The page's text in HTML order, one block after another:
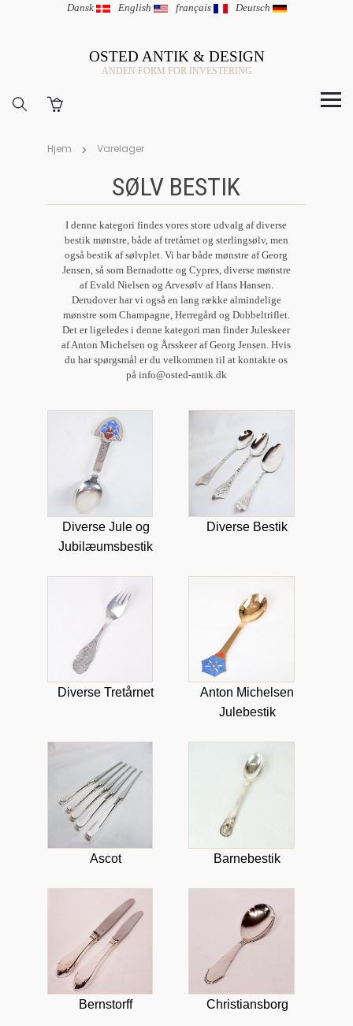
Dansk | English | français | Deutsch
OSTED ANTIK & DESIGN
ANDEN FORM FOR INVESTERING
Hjem Varelager
SØLV BESTIK
I denne kategori findes vores store udvalg af diverse
bestik mønstre, både af tretårnet og sterlingsølv, men
også bestik af sølvplet. Vi har både mønstre af Georg
Jensen, så som Bernadotte og Cypres, diverse mønstre
af Evald Nielsen og Arvesølv af Hans Hansen.
Derudover har vi også en lang række almindelige
mønstre som Champagne, Herregård og Dobbeltriflet.
Det er ligeledes i denne kategori man finder Juleskeer
af Anton Michelsen og Årsskeer af Georg Jensen. Hvis
du har spørgsmål er du velkommen til at kontakte os
på info@osted-antik.dk
Diverse Jule og
Jubilæumsbestik
Diverse Bestik
Diverse Tretårnet
Anton Michelsen
Julebestik
Ascot Barnebestik
Bernstorff Christiansborg